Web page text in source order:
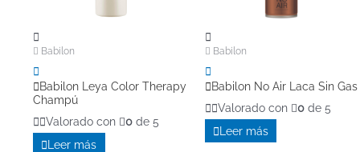
Babilon
Babilon Leya Color Therapy
Champú
Valorado con
0 de 5
Leer más
Babilon
Babilon No Air Laca Sin Gas
Valorado con
0de 5
Leer más